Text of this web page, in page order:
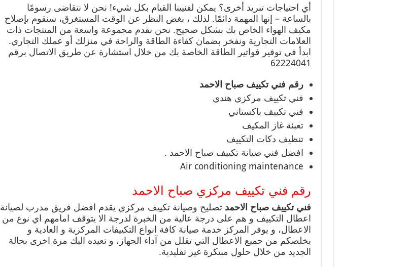
أي احتياجات تبريد أخرى؟ يمكن لفنيينا القيام بكل شيء! نحن لا نتقاضى رسومًا
بالساعة – إنها المهمة دائمًا. لذلك ، بغض النظر عن الوقت المستغرق، سنقوم بإصلاح
مكيف الهواء الخاص بك بشكل صحيح. نحن نقدم مجموعة واسعة من المنتجات ذات
العلامات التجارية ونفخر بضمان كفاءة الطاقة والراحة في منزلك أو عملك التجاري.
ابدأ في توفير فواتير الطاقة الخاصة بك من خلال استشارة عن طريق الاتصال برقم
62224041
رقم فني تكييف صباح الاحمد
فني تكييف مركزي هندي
فني تكييف باكستاني
تعبئة غاز المكيف
تنظيف دكات التكييف
افضل فني صيانة تكييف صباح الاحمد .
Air conditioning maintenance
رقم فني تكييف مركزي صباح الاحمد
فني تكييف صباح الاحمدتصليح وصيانة تكييف مركزي يقدم افضل فريق مدرب لصيانة
اعطال التكييف و هم على درجة عالية من الخبرة لدرجة الا يتوقف امامهم اي نوع من
الاعطال، و يوفر المركز خدمة صيانة كافة انواع التكييفات المركزية و العادية و
يخلصكم من جميع الاعطال التي تقلل من آداء الجهاز، و تعيده اليك مرة اخرى بحالة
الجديد من خلال حلول مبتكرة غير تقليدية.